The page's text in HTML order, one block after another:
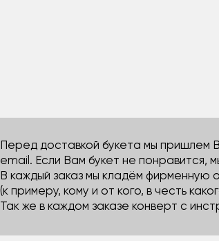
Перед доставкой букета мы пришлем
email. Если Вам букет не понравится,
В каждый заказ мы кладём фирменную
(к примеру, кому и от кого, в честь
Так же в каждом заказе конверт с